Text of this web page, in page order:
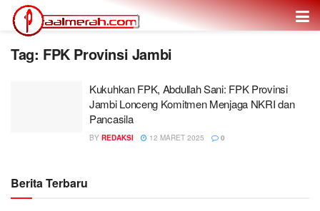
Tag: FPK Provinsi Jambi
Kukuhkan FPK, Abdullah Sani: FPK Provinsi
Jambi Lonceng Komitmen Menjaga NKRI dan
Pancasila
BY REDAKSI 12 MARET 2025 0
Berita Terbaru